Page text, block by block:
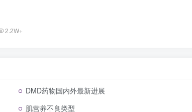
2.2W+
DMD药物国内外最新进展
肌营养不良类型